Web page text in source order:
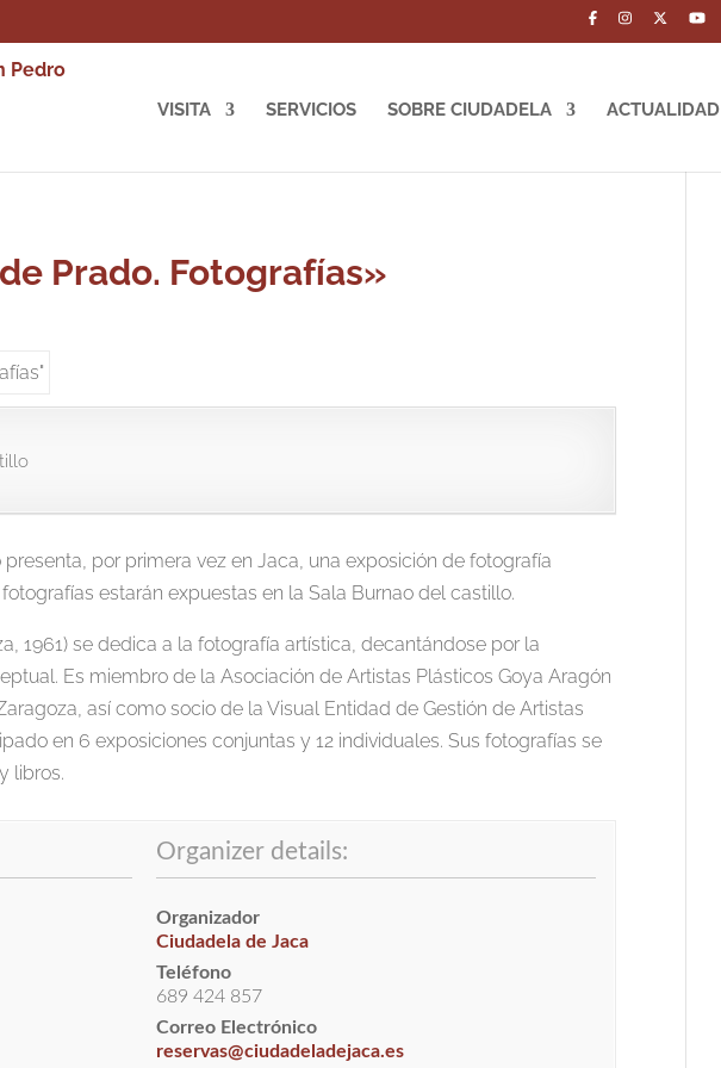
VISITA SERVICIOS SOBRE CIUDADELA ACTUALIDAD
Prado. Fotografías»
por primera vez en Jaca, una exposición de fotografía
estarán expuestas en la Sala Burnao del castillo.
1961) se dedica a la fotografía artística, decantándose por la
Es miembro de la Asociación de Artistas Plásticos Goya Aragón
así como socio de la Visual Entidad de Gestión de Artistas
en 6 exposiciones conjuntas y 12 individuales. Sus fotografías se
libros.
Organizer details:
Organizador
Ciudadela de Jaca
Teléfono
689 424 857
Correo Electrónico
reservas@ciudadeladejaca.es